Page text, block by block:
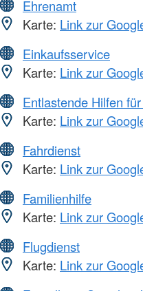
Ehrenamt
Karte: Link zur
Einkaufsservice
Karte: Link zur
Entlastende Hilfen
Karte: Link zur
Fahrdienst
Karte: Link zur
Familienhilfe
Karte: Link zur
Flugdienst
Karte: Link zur